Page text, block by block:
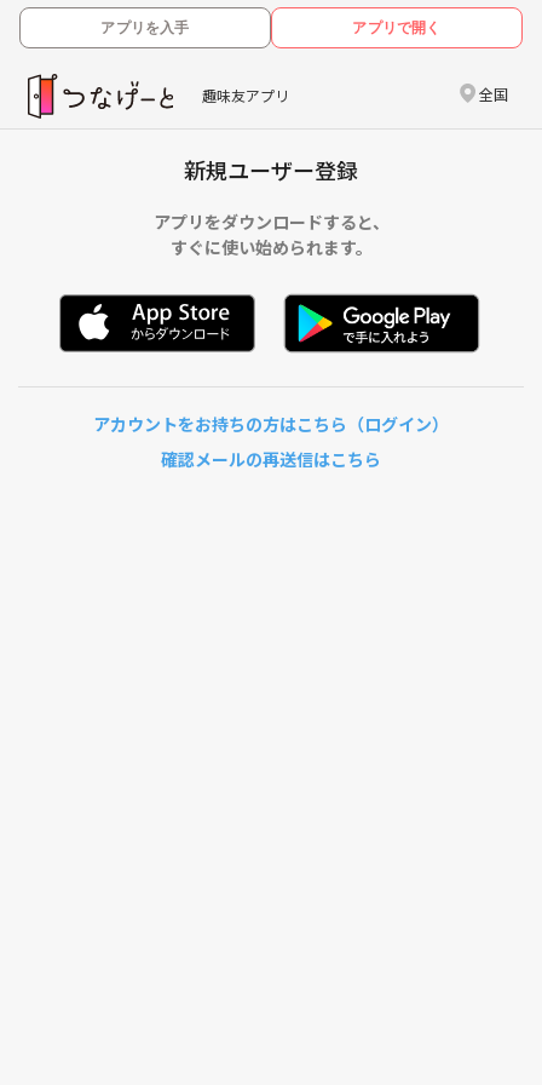
アプリを入手 アプリで開く
趣味友アプリ 全国
新規ユーザー登録
アプリをダウンロードすると、
すぐに使い始められます。
アカウントをお持ちの方はこちら（ログイン）
確認メールの再送信はこちら